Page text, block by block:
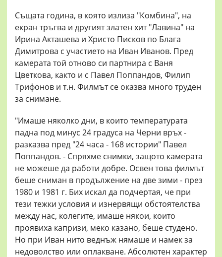
Същата година, в която излиза "Комбина", на
екран тръгва и другият златен хит "Лавина" на
Ирина Акташева и Христо Писков по Блага
Димитрова с участието на Иван Иванов. Пред
камерата той отново си партнира с Ваня
Цветкова, както и с Павел Поппандов, Филип
Трифонов и т.н. Филмът се оказва много труден
за снимане.
"Имаше няколко дни, в които температурата
падна под минус 24 градуса на Черни връх -
разказва пред "24 часа - 168 истории" Павел
Поппандов. - Спряхме снимки, защото камерата
не можеше да работи добре. Освен това филмът
беше сниман в продължение на две зими - през
1980 и 1981 г. Бих искал да подчертая, че при
тези тежки условия и изнервящи обстоятелства
между нас, колегите, имаше някои, които
проявиха капризи, меко казано, беше студено.
Но при Иван нито веднъж нямаше и намек за
недоволство или оплакване. Абсолютен характер